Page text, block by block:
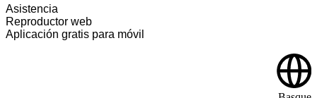
Asistencia
Reproductor web
Aplicación gratis para móvil